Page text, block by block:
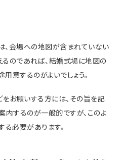
、会場への地図が含まれていない
るのであれば、結婚式場に地図の
用意するのがよいでしょう。
お願いする方には、その旨を記
するのが一般的ですが、このよ
必要があります。